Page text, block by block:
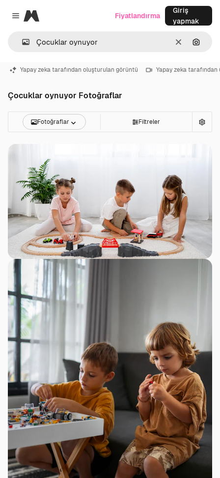
Close menu
Magnific
Temizlemek
Fiyatlandırma
Giriş
yapmak
Yapay zeka tarafından oluşturulan görüntü Yapay zeka
Çocuklar oynuyor Fotoğraflar
Fotoğraflar Filtreler